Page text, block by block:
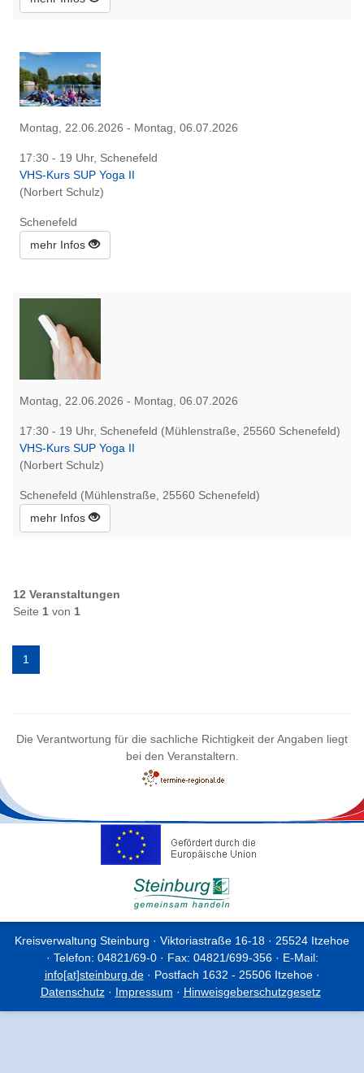
Montag, 22.06.2026 - Montag, 06.07.2026
17:30 - 19 Uhr, Schenefeld
VHS-Kurs SUP Yoga II
(Norbert Schulz)
Schenefeld
mehr Infos
Montag, 22.06.2026 - Montag, 06.07.2026
17:30 - 19 Uhr, Schenefeld (Mühlenstraße, 25560 Schenefeld)
VHS-Kurs SUP Yoga II
(Norbert Schulz)
Schenefeld (Mühlenstraße, 25560 Schenefeld)
mehr Infos
12 Veranstaltungen
Seite 1 von 1
1
Die Verantwortung für die sachliche Richtigkeit der Angaben liegt
bei den Veranstaltern.
Kreisverwaltung Steinburg · Viktoriastraße 16-18 · 25524 Itzehoe
· Telefon: 04821/69-0 · Fax: 04821/699-356 · E-Mail:
info[at]steinburg.de· Postfach 1632 - 25506 Itzehoe ·
Datenschutz· Impressum · Hinweisgeberschutzgesetz